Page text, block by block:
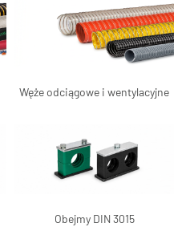
Węże odciągowe i wentylacyjne
Obejmy DIN 3015